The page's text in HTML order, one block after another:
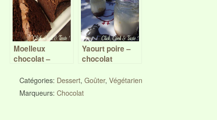
Moelleux
chocolat –
Yaourt poire –
chocolat
Catégories: Dessert, Goûter, Végétarien
Marqueurs: Chocolat